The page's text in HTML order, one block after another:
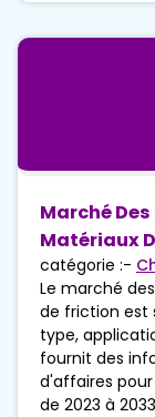
Marché
Matériaux
catégorie :-
Le marché
de friction est
type,
fournit des
d'affaires
de 2023 à